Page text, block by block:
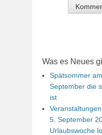
Was es Neues
Spätsommer
September die
ist
5. September
Urlaubswoche